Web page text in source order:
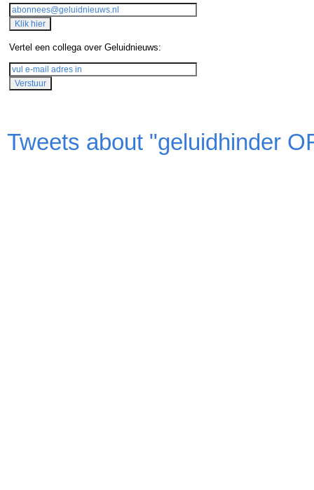
Vertel een collega over Geluidnieuws:
Tweets about "geluidhinder